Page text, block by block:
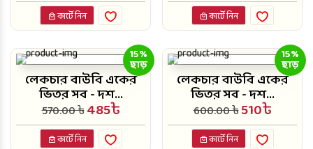
কার্টে নিন কার্টে নিন
15%
ছাড়
লেকচার বাউবি একের
ভিতর সব - দশ...
570.00 ৳485৳
কার্টে নিন
15%
ছাড়
লেকচার বাউবি একের
ভিতর সব - দশ...
600.00 ৳510৳
কার্টে নিন